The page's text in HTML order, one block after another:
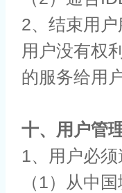
2、结束用
用户没有权
的服务给用
十、用户管
1、用户必
（1）从中